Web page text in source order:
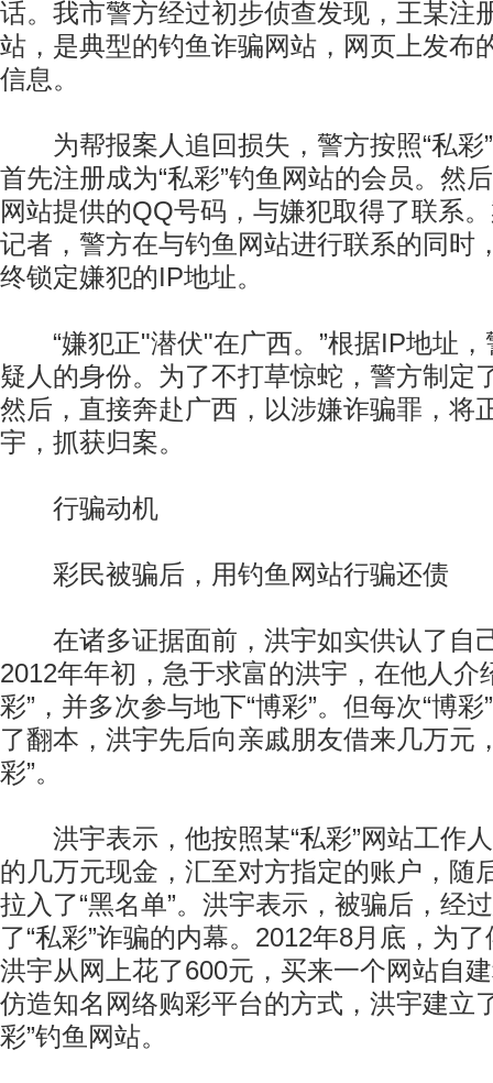
话。我市警方经过初步侦查发现，王某注
站，是典型的钓鱼诈骗网站，网页上发布
信息。
为帮报案人追回损失，警方按照“私彩
首先注册成为“私彩”钓鱼网站的会员。然
网站提供的QQ号码，与嫌犯取得了联系
记者，警方在与钓鱼网站进行联系的同时
终锁定嫌犯的IP地址。
“嫌犯正"潜伏"在广西。”根据IP地址，
疑人的身份。为了不打草惊蛇，警方制定
然后，直接奔赴广西，以涉嫌诈骗罪，将
宇，抓获归案。
行骗动机
彩民被骗后，用钓鱼网站行骗还债
在诸多证据面前，洪宇如实供认了自
2012年年初，急于求富的洪宇，在他人介
彩”，并多次参与地下“博彩”。但每次“博
了翻本，洪宇先后向亲戚朋友借来几万元
彩”。
洪宇表示，他按照某“私彩”网站工作
的几万元现金，汇至对方指定的账户，随
拉入了“黑名单”。洪宇表示，被骗后，经
了“私彩”诈骗的内幕。2012年8月底，为
洪宇从网上花了600元，买来一个网站自
仿造知名网络购彩平台的方式，洪宇建立
彩”钓鱼网站。